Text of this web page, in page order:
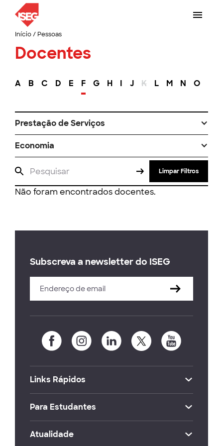
Início/ Pessoas
Docentes
A B C D E F G H I J K L M N O
Prestação de Serviços
Economia
Limpar Filtros
Não foram encontrados docentes.
Subscreva a newsletter do ISEG
Links Rápidos
Para Estudantes
Atualidade